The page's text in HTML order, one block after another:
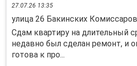
27.07.26 13:35
улица 26 Бакинских
Сдам квартиру на длительный
недавно был сделан ремонт, и
готова к про...